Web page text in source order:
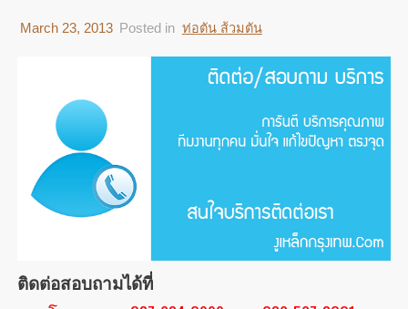
March 23, 2013 Posted in ท่อตัน ส้วมตัน
ติดต่อสอบถามได้ที่